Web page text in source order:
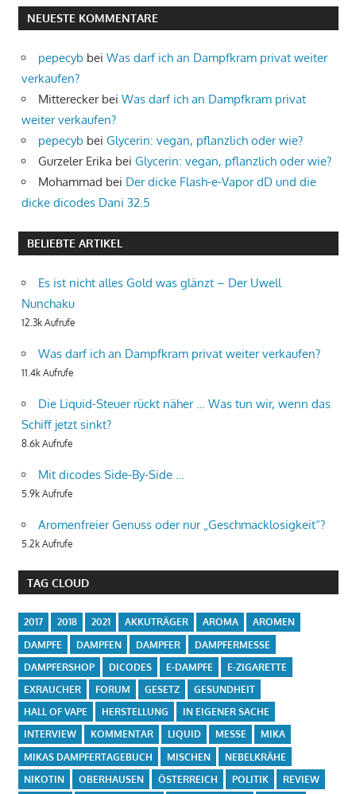
NEUESTE KOMMENTARE
pepecyb bei Was darf ich an Dampfkram privat weiter
verkaufen?
Mittereckerbei Was darf ich an Dampfkram privat
weiter verkaufen?
pepecyb bei Glycerin: vegan, pflanzlich oder wie?
Gurzeler Erika bei Glycerin: vegan, pflanzlich oder wie?
Mohammad bei Der dicke Flash-e-Vapor dD und die
dicke dicodes Dani 32.5
BELIEBTE ARTIKEL
Es ist nicht alles Gold was glänzt – Der Uwell
Nunchaku
12.3k Aufrufe
Was darf ich an Dampfkram privat weiter verkaufen?
11.4k Aufrufe
Die Liquid-Steuer rückt näher … Was tun wir, wenn das
Schiff jetzt sinkt?
8.6k Aufrufe
Mit dicodes Side-By-Side …
5.9k Aufrufe
Aromenfreier Genuss oder nur „Geschmacklosigkeit“?
5.2k Aufrufe
TAG CLOUD
2017 2018 2021 AKKUTRÄGER AROMA
AROMEN
DAMPFE
DAMPFEN DAMPFER
DAMPFERMESSE
DAMPFERSHOP
DICODES E-DAMPFE
E-ZIGARETTE
EXRAUCHER
FORUM GESETZ
GESUNDHEIT
HALL OF VAPE
HERSTELLUNG
IN EIGENER SACHE
INTERVIEW
KOMMENTAR LIQUID MESSE
MIKA
MIKAS DAMPFERTAGEBUCH
MISCHEN
NEBELKRÄHE
NIKOTIN
OBERHAUSEN ÖSTERREICH POLITIK
REVIEW